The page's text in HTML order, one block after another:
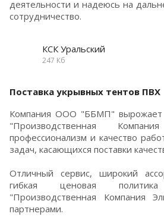
деятельности и надеюсь на
сотрудничество.
КСК Уральский
247 Кб
Поставка укрывных тентов ПВХ
Компания ООО "ББМП" вырожает
"Производственная
профессионализм и качество
задач, касающихся поставки
Отличный сервис, широкий
гибкая ценовая
"Производственная Компания
партнерами.